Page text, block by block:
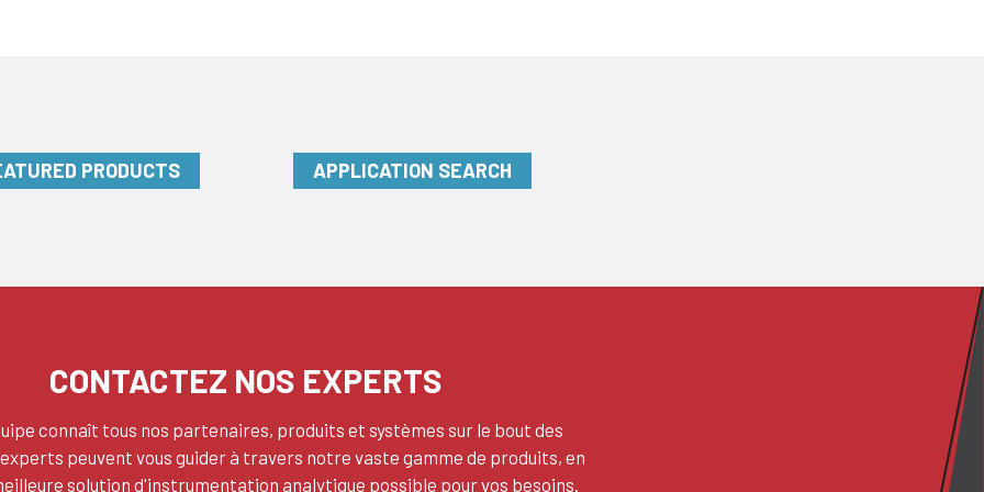
PRODUCTS APPLICATION SEARCH
CONTACTEZ NOS EXPERTS
connaît tous nos partenaires, produits et systèmes sur le bout des
peuvent vous guider à travers notre vaste gamme de produits, en
solution d'instrumentation analytique possible pour vos besoins.